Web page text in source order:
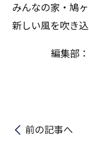
みんなの家・鳩
新しい風を吹き込
編集部
前の記事へ